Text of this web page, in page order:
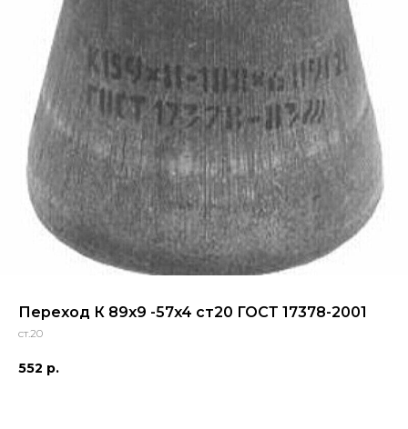
Переход К 89x9 -57x4 ст20 ГОСТ 17378-2001
ст.20
552 р.